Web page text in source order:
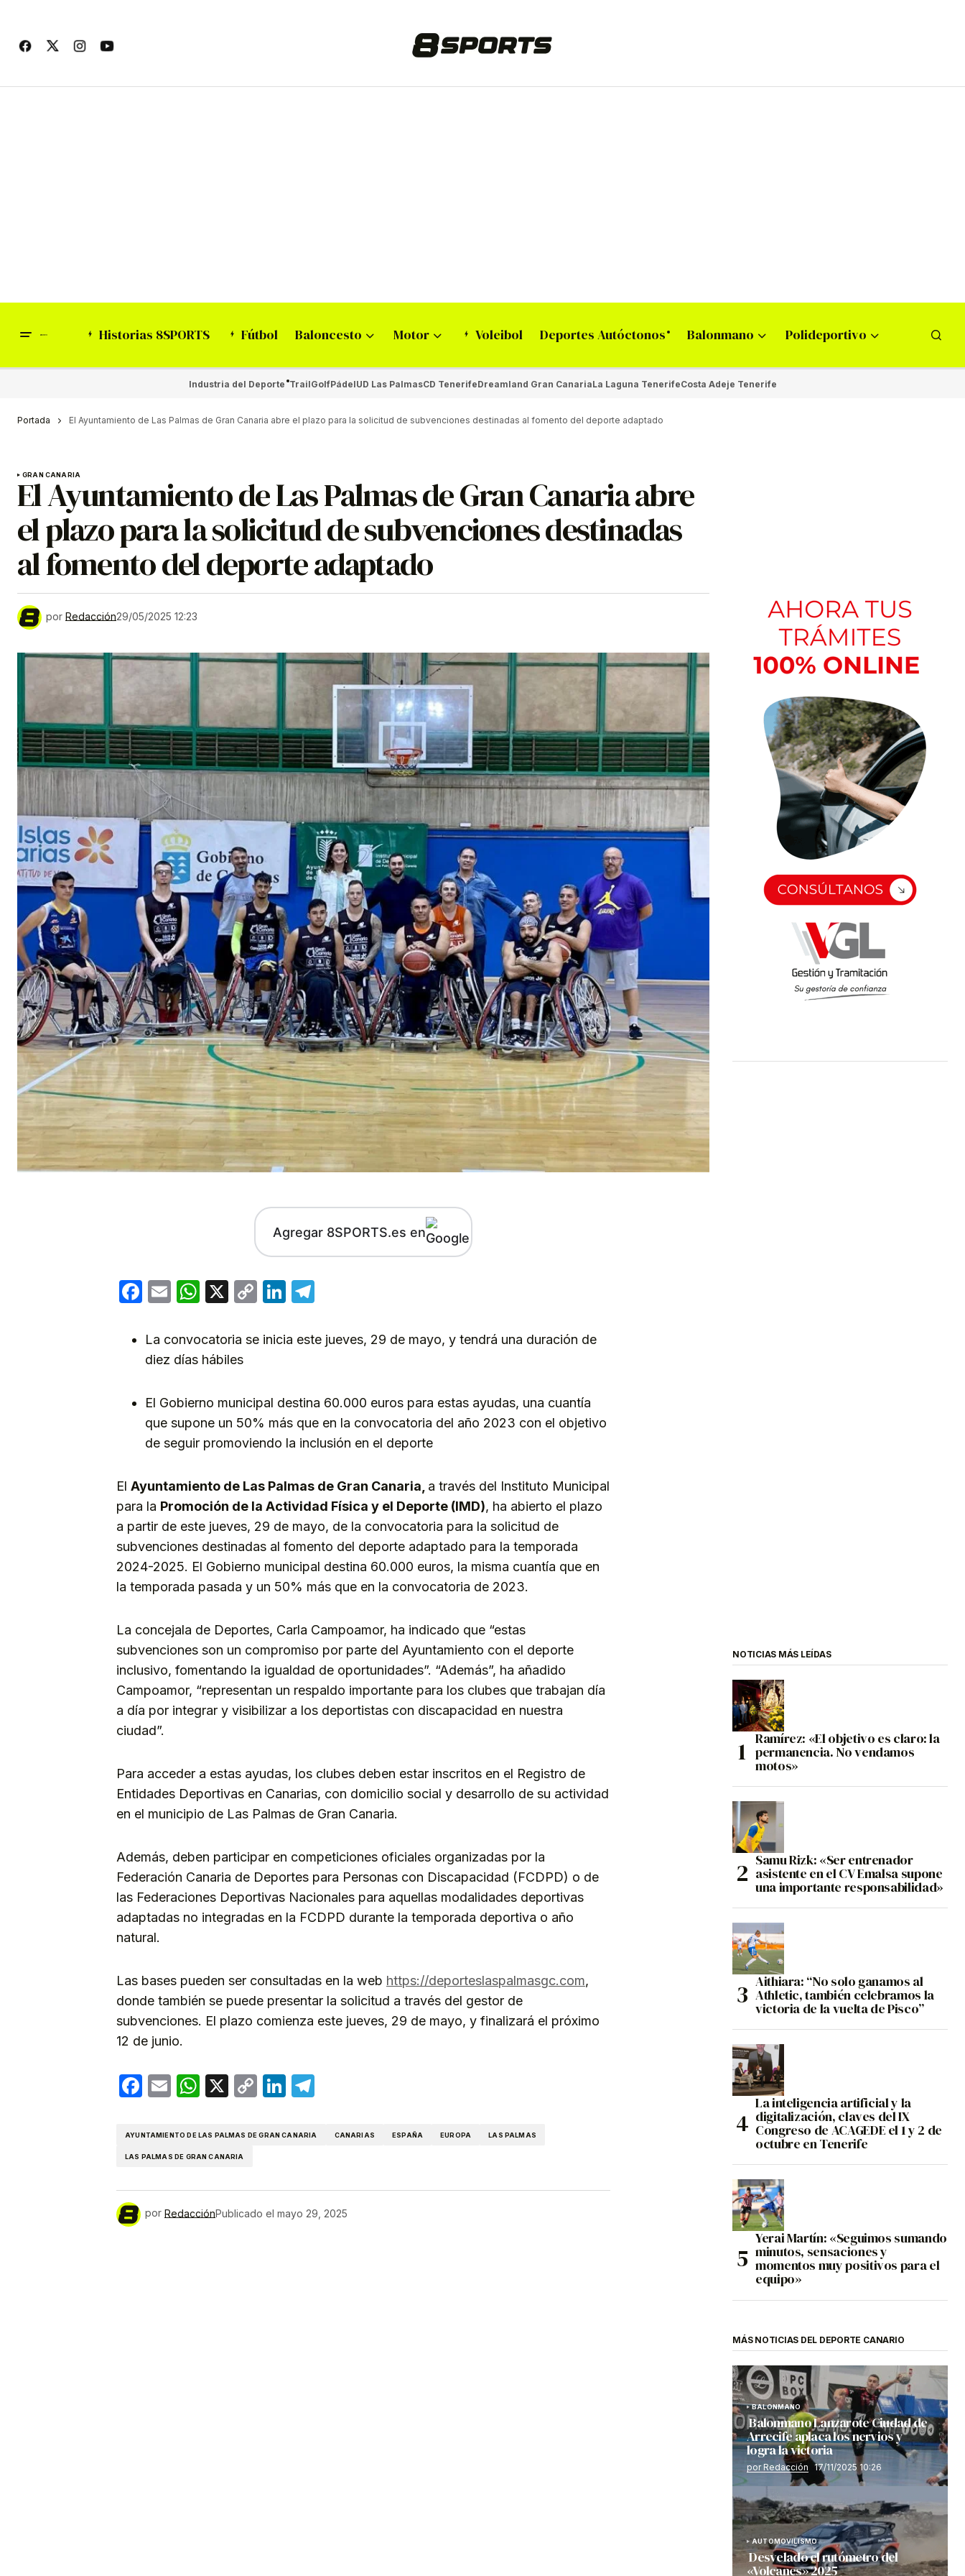
Historias 8SPORTS Fútbol Baloncesto Motor Voleibol Deportes Autóctonos Balonmano Polideportivo
Industria del Deporte TrailGolfPádelUD Las PalmasCD TenerifeDreamland Gran CanariaLa Laguna TenerifeCosta Adeje Tenerife
Portada El Ayuntamiento de Las Palmas de Gran Canaria abre el plazo para la solicitud de subvenciones destinadas al fomento del deporte adaptado
GRAN CANARIA
El Ayuntamiento de Las Palmas de Gran Canaria abre
el plazo para la solicitud de subvenciones destinadas
al fomento del deporte adaptado
por Redacción29/05/2025 12:23
Agregar 8SPORTS.es en
Facebook
EmailWhatsApp
X
CopyLinkedIn
La convocatoria se inicia este jueves, 29 de mayo, y tendrá una duración de
diez días hábiles
El Gobierno municipal destina 60.000 euros para estas ayudas, una cuantía
que supone un 50% más que en la convocatoria del año 2023 con el objetivo
de seguir promoviendo la inclusión en el deporte
El Ayuntamiento de Las Palmas de Gran Canaria, a través del Instituto Municipal
para la Promoción de la Actividad Física y el Deporte (IMD), ha abierto el plazo
a partir de este jueves, 29 de mayo, de la convocatoria para la solicitud de
subvenciones destinadas al fomento del deporte adaptado para la temporada
2024-2025. El Gobierno municipal destina 60.000 euros, la misma cuantía que en
la temporada pasada y un 50% más que en la convocatoria de 2023.
La concejala de Deportes, Carla Campoamor, ha indicado que “estas
subvenciones son un compromiso por parte del Ayuntamiento con el deporte
inclusivo, fomentando la igualdad de oportunidades”. “Además”, ha añadido
Campoamor, “representan un respaldo importante para los clubes que trabajan día
a día por integrar y visibilizar a los deportistas con discapacidad en nuestra
ciudad”.
Para acceder a estas ayudas, los clubes deben estar inscritos en el Registro de
Entidades Deportivas en Canarias, con domicilio social y desarrollo de su actividad
en el municipio de Las Palmas de Gran Canaria.
Además, deben participar en competiciones oficiales organizadas por la
Federación Canaria de Deportes para Personas con Discapacidad (FCDPD) o de
las Federaciones Deportivas Nacionales para aquellas modalidades deportivas
adaptadas no integradas en la FCDPD durante la temporada deportiva o año
natural.
Las bases pueden ser consultadas en la web https://deporteslaspalmasgc.com,
donde también se puede presentar la solicitud a través del gestor de
subvenciones. El plazo comienza este jueves, 29 de mayo, y finalizará el próximo
12 de junio.
Facebook
EmailWhatsApp
X
CopyLinkedIn
AYUNTAMIENTO DE LAS PALMAS DE GRAN CANARIA CANARIAS ESPAÑA EUROPA LAS PALMAS
LAS PALMAS DE GRAN CANARIA
por RedacciónPublicado el mayo 29, 2025
NOTICIAS MÁS LEÍDAS
Ramírez: «El objetivo es claro: la
permanencia. No vendamos
motos»
Samu Rizk: «Ser entrenador
asistente en el CV Emalsa supone
una importante responsabilidad»
Aithiara: “No solo ganamos al
Athletic, también celebramos la
victoria de la vuelta de Pisco”
La inteligencia artificial y la
digitalización, claves del IX
Congreso de ACAGEDE el 1 y 2 de
octubre en Tenerife
Yerai Martín: «Seguimos sumando
minutos, sensaciones y
momentos muy positivos para el
equipo»
MÁS NOTICIAS DEL DEPORTE CANARIO
BALONMANO
Balonmano Lanzarote Ciudad de
Arrecife aplaca los nervios y
logra la victoria
por Redacción 17/11/2025 10:26
AUTOMOVILISMO
Desvelado el rutómetro del
«Volcanes» 2025